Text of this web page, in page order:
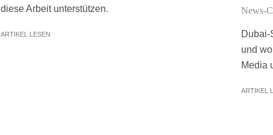
diese Arbeit unterstützen.
ARTIKEL LESEN
News-
Dubai-
und
Media
ARTIKEL